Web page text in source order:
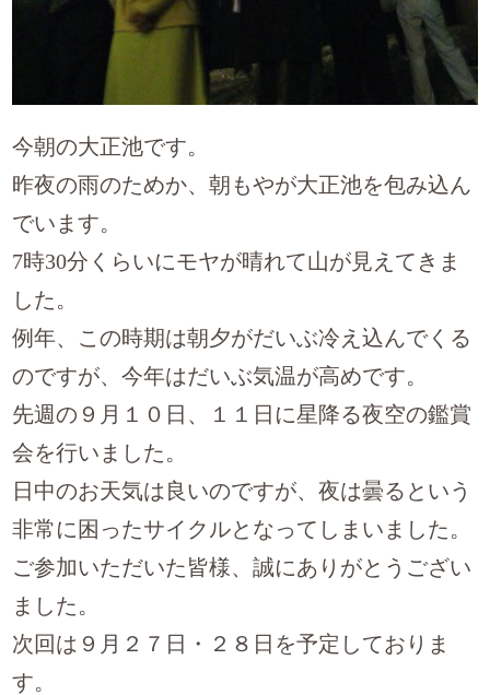
今朝の大正池です。
昨夜の雨のためか、朝もやが大正池を包み込ん
でいます。
7時30分くらいにモヤが晴れて山が見えてきま
した。
例年、この時期は朝夕がだいぶ冷え込んでくる
のですが、今年はだいぶ気温が高めです。
先週の９月１０日、１１日に星降る夜空の鑑賞
会を行いました。
日中のお天気は良いのですが、夜は曇るという
非常に困ったサイクルとなってしまいました。
ご参加いただいた皆様、誠にありがとうござい
ました。
次回は９月２７日・２８日を予定しておりま
す。